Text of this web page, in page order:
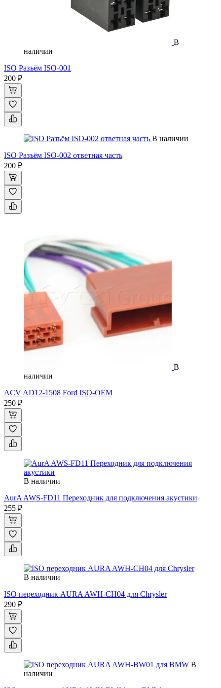
В
наличии
ISO Разъём ISO-001
200 ₽
В наличии
ISO Разъём ISO-002 ответная часть
200 ₽
В
наличии
ACV AD12-1508 Ford ISO-OEM
250 ₽
В наличии
AurA AWS-FD11 Переходник для подключения акустики
255 ₽
В наличии
ISO переходник AURA AWH-CH04 для Chrysler
290 ₽
В
наличии